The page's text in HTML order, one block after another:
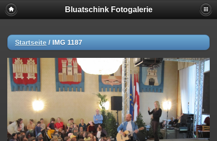
Bluatschink Fotogalerie
Startseite / IMG 1187